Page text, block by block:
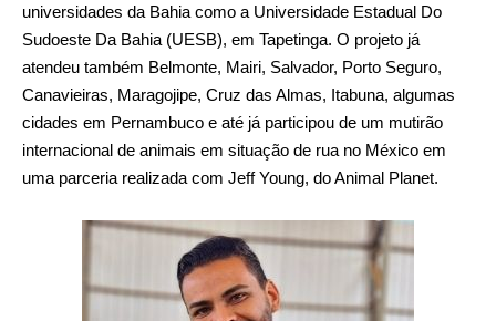
universidades da Bahia como a Universidade Estadual Do
Sudoeste Da Bahia (UESB), em Tapetinga. O projeto já
atendeu também Belmonte, Mairi, Salvador, Porto Seguro,
Canavieiras, Maragojipe, Cruz das Almas, Itabuna, algumas
cidades em Pernambuco e até já participou de um mutirão
internacional de animais em situação de rua no México em
uma parceria realizada com Jeff Young, do Animal Planet.